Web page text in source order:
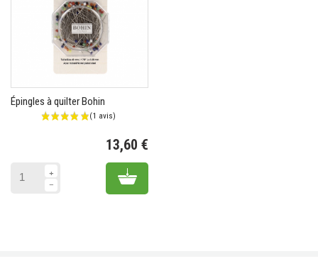
Épingles à quilter Bohin
13,60 €
Add to cart